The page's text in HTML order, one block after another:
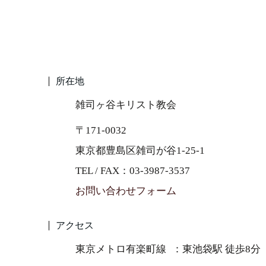
所在地
雑司ヶ谷キリスト教会
〒171-0032
東京都豊島区雑司が谷1-25-1
TEL / FAX：03-3987-3537
お問い合わせフォーム
アクセス
東京メトロ有楽町線 東池袋駅 徒歩8分